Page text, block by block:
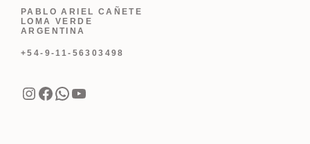
PABLO ARIEL CAÑETE
LOMA VERDE
ARGENTINA
+54-9-11-56303498
Instagram
Facebook
WhatsApp
YouTube